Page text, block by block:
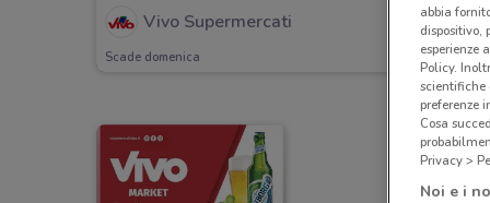
Vivo Supermercati
Scade domenica
abbia
dispositivo,
esperienze
Policy.
scientifiche
preferenze
Cosa
Privacy >
Noi e i